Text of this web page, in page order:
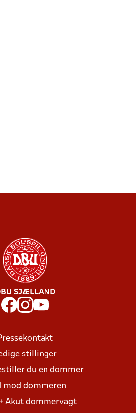
SJÆLLAND
stillinger
du en dommer
mod dommeren
Akut dommervagt